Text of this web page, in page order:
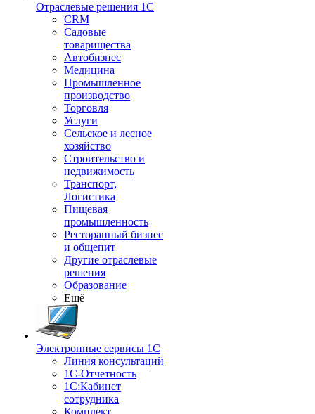
Отраслевые решения 1С
CRM
Садовые
товарищества
Автобизнес
Медицина
Промышленное
производство
Торговля
Услуги
Сельское и лесное
хозяйство
Строительство и
недвижимость
Транспорт,
Логистика
Пищевая
промышленность
Ресторанный бизнес
и общепит
Другие отраслевые
решения
Образование
Ещё
Электронные сервисы 1С
Линия консультаций
1С-Отчетность
1С:Кабинет
сотрудника
Комплект